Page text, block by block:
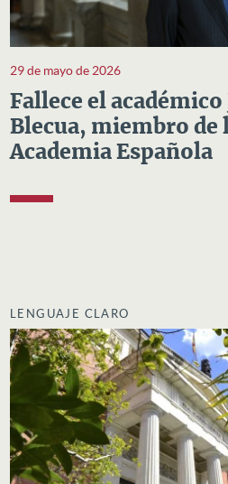
29 de mayo de 2026
Fallece el
Blecua, miembro de
Academia Española
LENGUAJE CLARO